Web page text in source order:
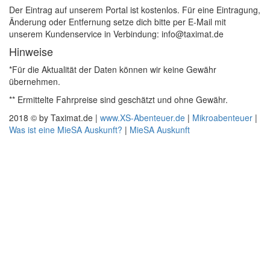
Der Eintrag auf unserem Portal ist kostenlos. Für eine Eintragung,
Änderung oder Entfernung setze dich bitte per E-Mail mit
unserem Kundenservice in Verbindung: info@taximat.de
Hinweise
*Für die Aktualität der Daten können wir keine Gewähr
übernehmen.
** Ermittelte Fahrpreise sind geschätzt und ohne Gewähr.
2018 © by Taximat.de | www.XS-Abenteuer.de | Mikroabenteuer |
Was ist eine MieSA Auskunft? | MieSA Auskunft